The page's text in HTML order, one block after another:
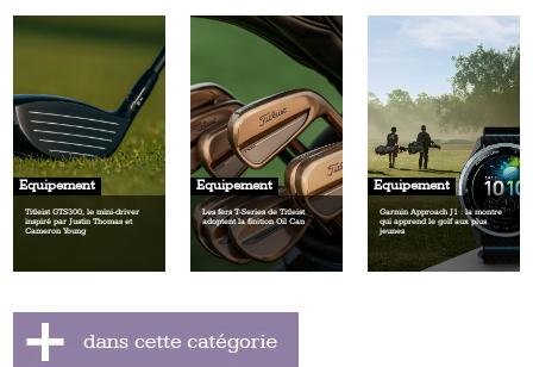
Equipement
Titleist GTS300, le mini‑driver
inspiré par Justin Thomas et
Cameron Young
Equipement
Les fers T‑Series de Titleist
adoptent la finition Oil Can
Equipement
Garmin Approach J1 : la montre
qui apprend le golf aux plus
jeunes